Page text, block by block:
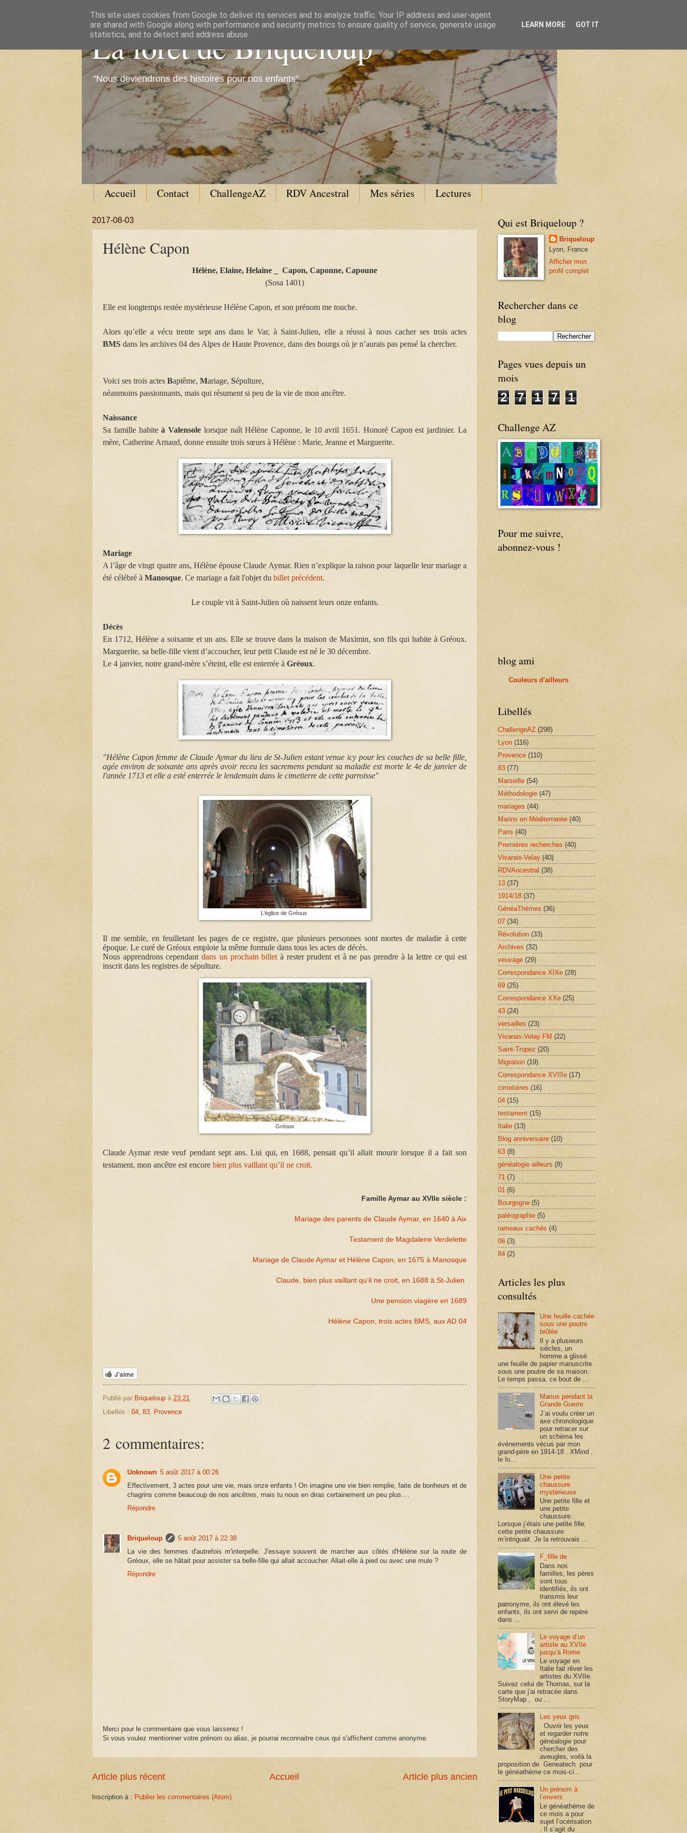
La forêt de Briqueloup
"Nous deviendrons des histoires pour nos enfants"
Accueil Contact ChallengeAZ RDV Ancestral Mes séries Lectures
2017-08-03
Hélène Capon
Hélène, Elaine, Helaine _ Capon, Caponne, Capoune
(Sosa 1401)
Elle est longtemps restée mystérieuse Hélène Capon, et son prénom me touche.
Alors qu’elle a vécu trente sept ans dans le Var, à Saint-Julien, elle a réussi à nous cacher ses trois actes
BMS dans les archives 04 des Alpes de Haute Provence, dans des bourgs où je n’aurais pas pensé la chercher.
Voici ses trois actes Baptême, Mariage, Sépulture,
néanmoins passionnants, mais qui résument si peu de la vie de mon ancêtre.
Naissance
Sa famille habiteà Valensole lorsque naît Hélène Caponne, le 10 avril 1651. Honoré Capon est jardinier. La
mère, Catherine Arnaud, donne ensuite trois sœurs à Hélène : Marie, Jeanne et Marguerite.
Mariage
A l’âge de vingt quatre ans, Hélène épouse Claude Aymar. Rien n’explique la raison pour laquelle leur mariage a
été célébré à Manosque. Ce mariage a fait l'objet du billet précédent.
Le couple vit à Saint-Julien où naissent leurs onze enfants.
Décès
En 1712, Hélène a soixante et un ans. Elle se trouve dans la maison de Maximin, son fils qui habite à Gréoux.
Marguerite, sa belle-fille vient d’accoucher, leur petit Claude est né le 30 décembre.
Le 4 janvier, notre grand-mère s’éteint, elle est enterrée à Gréoux.
"Hélène Capon femme de Claude Aymar du lieu de St-Julien estant venue icy pour les couches de sa belle fille,
agée environ de soixante ans après avoir receu les sacremens pendant sa maladie est morte le 4e de janvier de
l'année 1713 et elle a esté enterrée le lendemain dans le cimetierre de cette parroisse"
L'église de Gréoux
Il me semble, en feuilletant les pages de ce registre, que plusieurs personnes sont mortes de maladie à cette
époque. Le curé de Gréoux emploie la même formule dans tous les actes de décès.
Nous apprendrons cependantdans un prochain billet à rester prudent et à ne pas prendre à la lettre ce qui est
inscrit dans les registres de sépulture.
Gréoux
Claude Aymar reste veuf pendant sept ans. Lui qui, en 1688, pensait qu’il allait mourir lorsque il a fait son
testament, mon ancêtre est encore bien plus vaillant qu’il ne croit.
Famille Aymar au XVIIe siècle :
Mariage des parents de Claude Aymar, en 1640 à Aix
Testament de Magdalene Verdelette
Mariage de Claude Aymar et Hélène Capon, en 1675 à Manosque
Claude, bien plus vaillant qu’il ne croit, en 1688 à St-Julien
Une pension viagère en 1689
Hélène Capon, trois actes BMS, aux AD 04
J'aime
Publié par Briqueloup à 23:21
Libellés : 04 83 Provence
2 commentaires:
Unknown 5 août 2017 à 00:26
Effectivement, 3 actes pour une vie, mais onze enfants ! On imagine une vie bien remplie, faite de bonheurs et de
chagrins comme beaucoup de nos ancêtres, mais tu nous en diras certainement un peu plus....
Répondre
Briqueloup
5 août 2017 à 22:38
La vie des femmes d'autrefois m'interpelle. J'essaye souvent de marcher aux côtés d'Hélène sur la route de
Gréoux, elle se hâtait pour assister sa belle-fille qui allait accoucher. Allait-elle à pied ou avec une mule ?
Répondre
Merci pour le commentaire que vous laisserez !
Si vous voulez mentionner votre prénom ou alias, je pourrai reconnaitre ceux qui s'affichent comme anonyme.
Article plus récent Article plus ancien
Accueil
Inscription à : Publier les commentaires (Atom)
Qui est Briqueloup ?
Briqueloup
Lyon, France
Afficher mon
profil complet
Rechercher dans ce
blog
Pages vues depuis un
mois
2
7 1 7 1
Challenge AZ
Pour me suivre,
abonnez-vous !
blog ami
Couleurs d'ailleurs
Libellés
ChallengeAZ (298)
Lyon (116)
Provence (110)
83 (77)
Marseille (54)
Méthodologie (47)
mariages (44)
Marins en Méditerranée (40)
Paris (40)
Premières recherches (40)
Vivarais-Velay (40)
RDVAncestral (38)
13 (37)
1914/18 (37)
GénéaThèmes (36)
07 (34)
Révolution (33)
Archives (32)
veuvage (29)
Correspondance XIXe (28)
69 (25)
Correspondance XXe (25)
43 (24)
versailles (23)
Vivarais-Velay FM (22)
Saint-Tropez (20)
Migration (19)
Correspondance XVIIIe (17)
cimetières (16)
04 (15)
testament (15)
Italie (13)
Blog anniversaire (10)
63 (8)
généalogie ailleurs (8)
71 (7)
01 (6)
Bourgogne (5)
paléographie (5)
rameaux cachés (4)
06 (3)
84 (2)
Articles les plus
consultés
Une feuille cachée
sous une poutre
brûlée
Il y a plusieurs
siècles, un
homme a glissé
une feuille de papier manuscrite
sous une poutre de sa maison.
Le temps passa, ce bout de ...
Marius pendant la
Grande Guerre
J’ai voulu créer un
axe chronologique
pour retracer sur
un schéma les
événements vécus par mon
grand-père en 1914-18 . XMind ,
le lo...
Une petite
chaussure
mystérieuse
Une petite fille et
une petite
chaussure.
Lorsque j’étais une petite fille,
cette petite chaussure
m’intriguait. Je la retrouvais ...
F_fille de
Dans nos
familles, les pères
sont tous
identifiés, ils ont
transmis leur
patronyme, ils ont élevé les
enfants, ils ont servi de repère
dans ...
Le voyage d’un
artiste au XVIIe
jusqu’à Rome
Le voyage en
Italie fait rêver les
artistes du XVIIe.
Suivez celui de Thomas, sur la
carte que j'ai retracée dans
StoryMap , ou ...
Les yeux gris
Ouvrir les yeux
et regarder notre
généalogie pour
chercher des
aveugles, voilà la
proposition de Geneatech pour
le généathème ce mois-ci...
Un prénom à
l’envers
Le généathème de
ce mois a pour
sujet l’océrisation
. Il s’agit du
This site uses cookies from Google to deliver its services and to analyze traffic. Your IP address and user-agent
are shared with Google along with performance and security metrics to ensure quality of service, generate usage
statistics, and to detect and address abuse.
LEARN MORE GOT IT